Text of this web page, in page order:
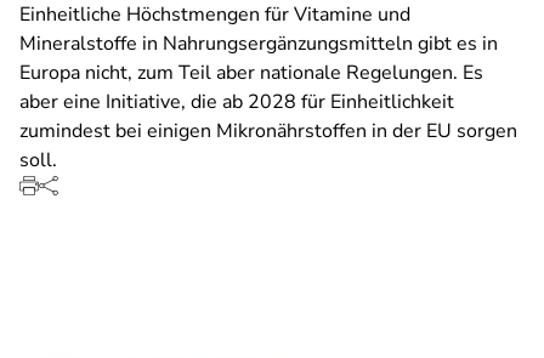
Einheitliche Höchstmengen für Vitamine und
Mineralstoffe in Nahrungsergänzungsmitteln gibt es in
Europa nicht, zum Teil aber nationale Regelungen. Es
aber eine Initiative, die ab 2028 für Einheitlichkeit
zumindest bei einigen Mikronährstoffen in der EU sorgen
soll.